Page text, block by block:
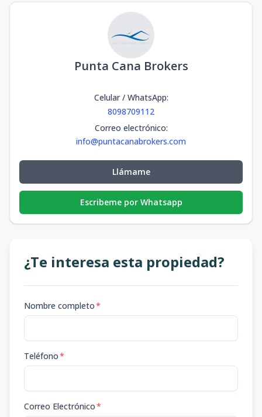
Punta Cana Brokers
Celular / WhatsApp:
8098709112
Correo electrónico:
info@puntacanabrokers.com
Llámame
Escribeme por Whatsapp
¿Te interesa esta propiedad?
Nombre completo*
Teléfono*
Correo Electrónico*